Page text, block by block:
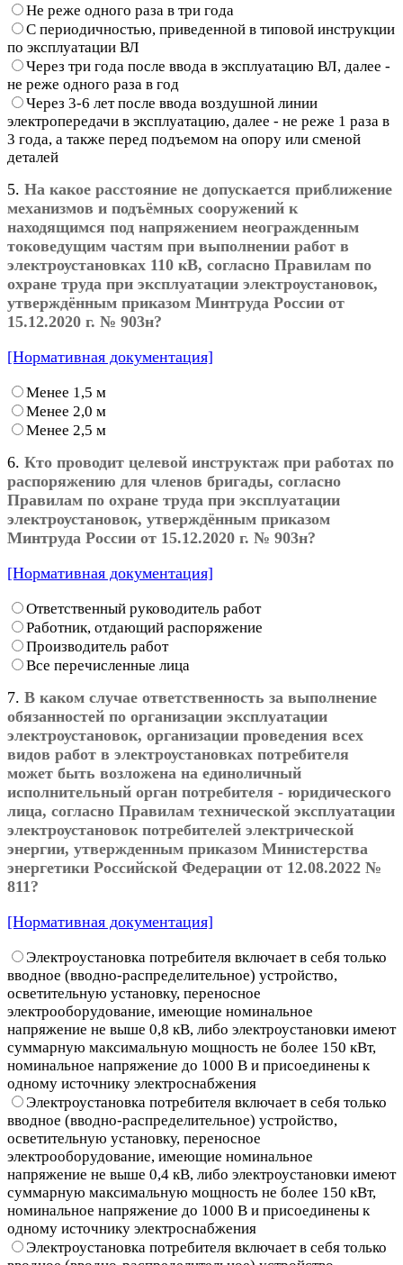
Не реже одного раза в три года
С периодичностью, приведенной в типовой инструкции
по эксплуатации ВЛ
Через три года после ввода в эксплуатацию ВЛ, далее -
не реже одного раза в год
Через 3-6 лет после ввода воздушной линии
электропередачи в эксплуатацию, далее - не реже 1 раза в
3 года, а также перед подъемом на опору или сменой
деталей
5. На какое расстояние не допускается приближение
механизмов и подъёмных сооружений к
находящимся под напряжением неогражденным
токоведущим частям при выполнении работ в
электроустановках 110 кВ, согласно Правилам по
охране труда при эксплуатации электроустановок,
утверждённым приказом Минтруда России от
15.12.2020 г. № 903н?
[Нормативная документация]
Менее 1,5 м
Менее 2,0 м
Менее 2,5 м
6. Кто проводит целевой инструктаж при работах по
распоряжению для членов бригады, согласно
Правилам по охране труда при эксплуатации
электроустановок, утверждённым приказом
Минтруда России от 15.12.2020 г. № 903н?
[Нормативная документация]
Ответственный руководитель работ
Работник, отдающий распоряжение
Производитель работ
Все перечисленные лица
7. В каком случае ответственность за выполнение
обязанностей по организации эксплуатации
электроустановок, организации проведения всех
видов работ в электроустановках потребителя
может быть возложена на единоличный
исполнительный орган потребителя - юридического
лица, согласно Правилам технической эксплуатации
электроустановок потребителей электрической
энергии, утвержденным приказом Министерства
энергетики Российской Федерации от 12.08.2022 №
811?
[Нормативная документация]
Электроустановка потребителя включает в себя только
вводное (вводно-распределительное) устройство,
осветительную установку, переносное
электрооборудование, имеющие номинальное
напряжение не выше 0,8 кВ, либо электроустановки имеют
суммарную максимальную мощность не более 150 кВт,
номинальное напряжение до 1000 В и присоединены к
одному источнику электроснабжения
Электроустановка потребителя включает в себя только
вводное (вводно-распределительное) устройство,
осветительную установку, переносное
электрооборудование, имеющие номинальное
напряжение не выше 0,4 кВ, либо электроустановки имеют
суммарную максимальную мощность не более 150 кВт,
номинальное напряжение до 1000 В и присоединены к
одному источнику электроснабжения
Электроустановка потребителя включает в себя только